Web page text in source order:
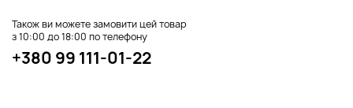
Також ви можете замовити цей товар
з 10:00 до 18:00 по телефону
+380 99 111-01-22